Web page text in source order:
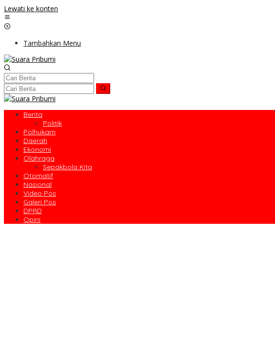
Lewati ke konten
Tambahkan Menu
Berita
Politik
Polhukam
Daerah
Ekonomi
Olahraga
Sepakbola Kita
Otomatif
Nasional
Video Pos
Galeri Pos
DPRD
Opini